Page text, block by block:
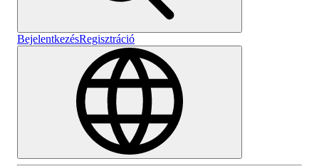
BejelentkezésRegisztráció